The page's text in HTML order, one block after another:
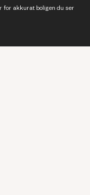
for akkurat boligen du ser